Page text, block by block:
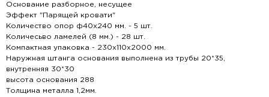
Основание разборное, несущее
Эффект "Парящей кровати"
Количество опор ф40х240 мм. - 5 шт.
Количесьво ламелей (8 мм.) - 28 шт.
Компактная упаковка - 230х110х2000 мм.
Наружная штанга основания выполнена из трубы 20*35,
внутренняя 30*30
высота основания 288
Толщина металла 1,2мм.